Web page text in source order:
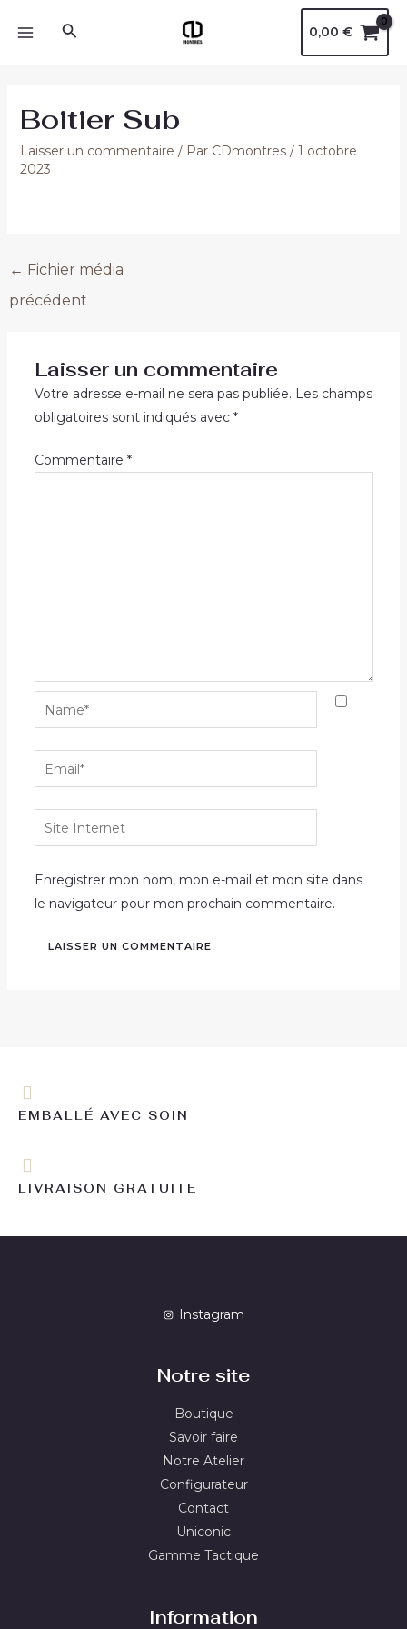
Rechercher 0,00€
Boitier Sub
Laisser un commentaire / Par CDmontres / 1 octobre
2023
des
← Fichier média
précédent
Laisser un commentaire
Votre adresse e-mail ne sera pas publiée. Les champs
obligatoires sont indiqués avec *
Commentaire *
Name*
Email*
Site
Internet
Enregistrer mon nom, mon e-mail et mon site dans
le navigateur pour mon prochain commentaire.
EMBALLÉ AVEC SOIN
LIVRAISON GRATUITE
Instagram
Notre site
Boutique
Savoir faire
Notre Atelier
Configurateur
Contact
Uniconic
Gamme Tactique
Information